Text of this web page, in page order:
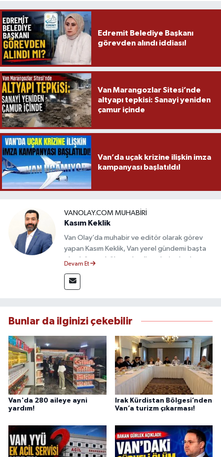
Edremit Belediye Başkanı
görevden alındı iddiası!
Van Marangozlar Sitesi’nde
altyapı tepkisi: Sanayi yeniden
çamur içinde
Van’da uçak krizine ilişkin imza
kampanyası başlatıldı!
VANOLAY.COM MUHABIRI
Kasım Keklik
Van Olay’da muhabir ve editör olarak görev
yapan Kasım Keklik, Van yerel gündemi başta
olmak üzere bölgesel gelişmeleri sahadan
deneyimiyle hızlı ve doğru haber üretimine
odaklanan Keklik, tarafsızlık ve etik gazetecilik
Devam Et
Bunlar da ilginizi çekebilir
Van'da 280 aileye ayni
yardım!
Irak Kürdistan Bölgesi’nden
Van’a turizm çıkarması!